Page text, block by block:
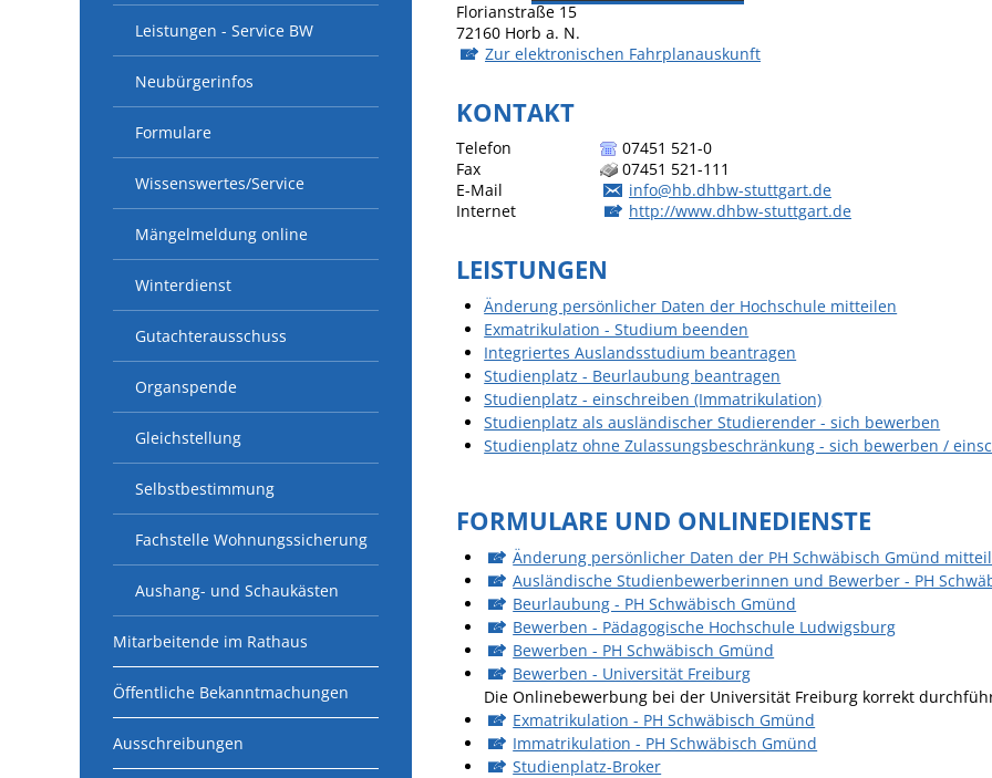
Häckselplatz
Leistungen - Service BW
Neubürgerinfos
Formulare
Wissenswertes/Service
Mängelmeldung online
Winterdienst
Gutachterausschuss
Organspende
Gleichstellung
Selbstbestimmung
Fachstelle Wohnungssicherung
Aushang- und Schaukästen
Mitarbeitende im Rathaus
Öffentliche Bekanntmachungen
Ausschreibungen
Florianstraße 15
72160 Horb a. N.
Zur elektronischen Fahrplanauskunft
KONTAKT
Telefon
07451 521-0
Fax
07451 521-111
E-Mail
info@hb.dhbw-stuttgart.de
Internet
http://www.dhbw-stuttgart.de
LEISTUNGEN
Änderung persönlicher Daten der Hochschule mitteilen
Exmatrikulation - Studium beenden
Integriertes Auslandsstudium beantragen
Studienplatz - Beurlaubung beantragen
Studienplatz - einschreiben (Immatrikulation)
Studienplatz als ausländischer Studierender - sich bewerben
Studienplatz ohne Zulassungsbeschränkung - sich bewerben /
FORMULARE UND ONLINEDIENSTE
Änderung persönlicher Daten der PH Schwäbisch Gmünd
Ausländische Studienbewerberinnen und Bewerber - PH
Beurlaubung - PH Schwäbisch Gmünd
Bewerben - Pädagogische Hochschule Ludwigsburg
Bewerben - PH Schwäbisch Gmünd
Bewerben - Universität Freiburg
Die Onlinebewerbung bei der Universität Freiburg korrekt
Exmatrikulation - PH Schwäbisch Gmünd
Immatrikulation - PH Schwäbisch Gmünd
Studienplatz-Broker